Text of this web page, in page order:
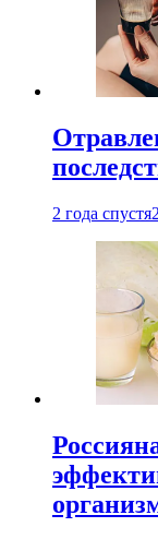
2 года спустя